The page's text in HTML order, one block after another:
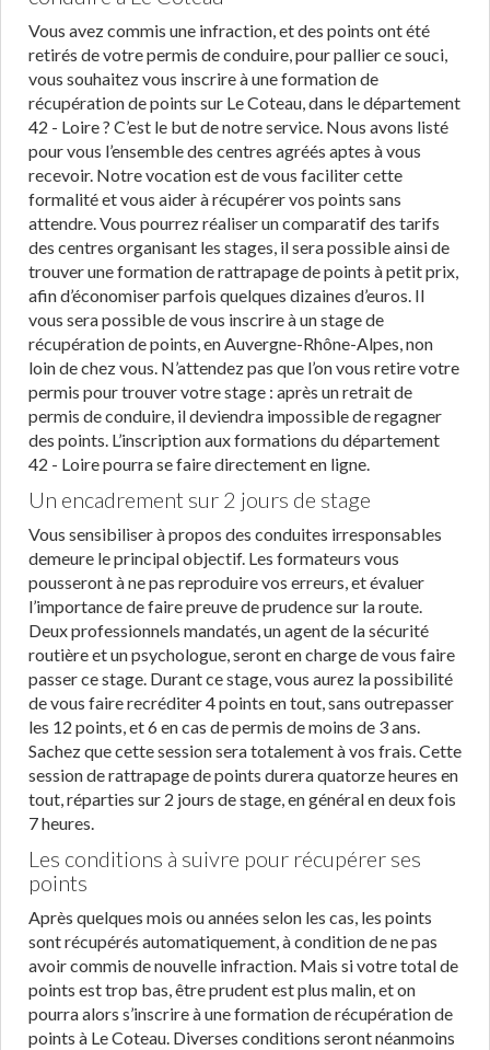
Vous avez commis une infraction, et des points ont été
retirés de votre permis de conduire, pour pallier ce souci,
vous souhaitez vous inscrire à une formation de
récupération de points sur Le Coteau, dans le département
42 - Loire ? C’est le but de notre service. Nous avons listé
pour vous l’ensemble des centres agréés aptes à vous
recevoir. Notre vocation est de vous faciliter cette
formalité et vous aider à récupérer vos points sans
attendre. Vous pourrez réaliser un comparatif des tarifs
des centres organisant les stages, il sera possible ainsi de
trouver une formation de rattrapage de points à petit prix,
afin d’économiser parfois quelques dizaines d’euros. Il
vous sera possible de vous inscrire à un stage de
récupération de points, en Auvergne-Rhône-Alpes, non
loin de chez vous. N’attendez pas que l’on vous retire votre
permis pour trouver votre stage : après un retrait de
permis de conduire, il deviendra impossible de regagner
des points. L’inscription aux formations du département
42 - Loire pourra se faire directement en ligne.
Un encadrement sur 2 jours de stage
Vous sensibiliser à propos des conduites irresponsables
demeure le principal objectif. Les formateurs vous
pousseront à ne pas reproduire vos erreurs, et évaluer
l’importance de faire preuve de prudence sur la route.
Deux professionnels mandatés, un agent de la sécurité
routière et un psychologue, seront en charge de vous faire
passer ce stage. Durant ce stage, vous aurez la possibilité
de vous faire recréditer 4 points en tout, sans outrepasser
les 12 points, et 6 en cas de permis de moins de 3 ans.
Sachez que cette session sera totalement à vos frais. Cette
session de rattrapage de points durera quatorze heures en
tout, réparties sur 2 jours de stage, en général en deux fois
7 heures.
Les conditions à suivre pour récupérer ses
points
Après quelques mois ou années selon les cas, les points
sont récupérés automatiquement, à condition de ne pas
avoir commis de nouvelle infraction. Mais si votre total de
points est trop bas, être prudent est plus malin, et on
pourra alors s’inscrire à une formation de récupération de
points à Le Coteau. Diverses conditions seront néanmoins